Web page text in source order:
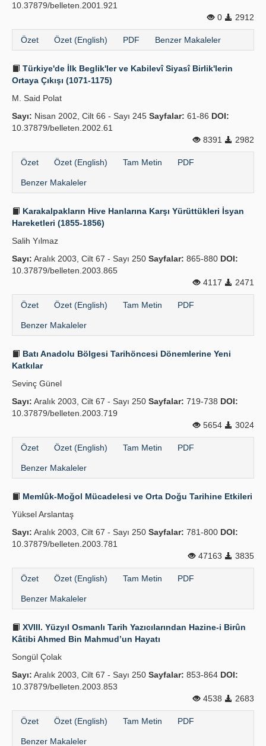
10.37879/belleten.2001.921
0
2912
Özet Özet (English) PDF Benzer Makaleler
Türkiye'de İlk Beglik'ler ve Kabilevî Siyasî Birlik'lerin
Ortaya Çıkışı (1071-1175)
M. Said Polat
Sayı: Nisan 2002, Cilt 66 - Sayı 245 Sayfalar: 61-86 DOI:
10.37879/belleten.2002.61
8391
2982
Özet Özet (English) Tam Metin PDF
Benzer Makaleler
Karakalpakların Hive Hanlarına Karşı Yürüttükleri İsyan
Hareketleri (1855-1856)
Salih Yılmaz
Sayı: Aralık 2003, Cilt 67 - Sayı 250 Sayfalar: 865-880 DOI:
10.37879/belleten.2003.865
4117
2471
Özet Özet (English) Tam Metin PDF
Benzer Makaleler
Batı Anadolu Bölgesi Tarihöncesi Dönemlerine Yeni
Katkılar
Sevinç Günel
Sayı: Aralık 2003, Cilt 67 - Sayı 250 Sayfalar: 719-738 DOI:
10.37879/belleten.2003.719
5654
3024
Özet Özet (English) Tam Metin PDF
Benzer Makaleler
Memlûk-Moğol Mücadelesi ve Orta Doğu Tarihine Etkileri
Yüksel Arslantaş
Sayı: Aralık 2003, Cilt 67 - Sayı 250 Sayfalar: 781-800 DOI:
10.37879/belleten.2003.781
47163
3835
Özet Özet (English) Tam Metin PDF
Benzer Makaleler
XVIII. Yüzyıl Osmanlı Tarih Yazıcılarından Hazine-i Birûn
Kâtibi Ahmed Bin Mahmud’un Hayatı
Songül Çolak
Sayı: Aralık 2003, Cilt 67 - Sayı 250 Sayfalar: 853-864 DOI:
10.37879/belleten.2003.853
4538
2683
Özet Özet (English) Tam Metin PDF
Benzer Makaleler